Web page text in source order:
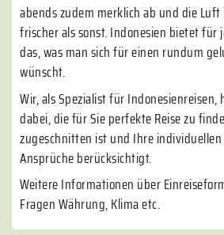
abends zudem merklich ab und die
frischer als sonst. Indonesien bietet für
das, was man sich für einen rundum
wünscht.
Wir, als Spezialist für
dabei, die für Sie perfekte Reise zu
zugeschnitten ist und Ihre individuellen
Ansprüche berücksichtigt.
Weitere Informationen über
Fragen Währung, Klima etc.